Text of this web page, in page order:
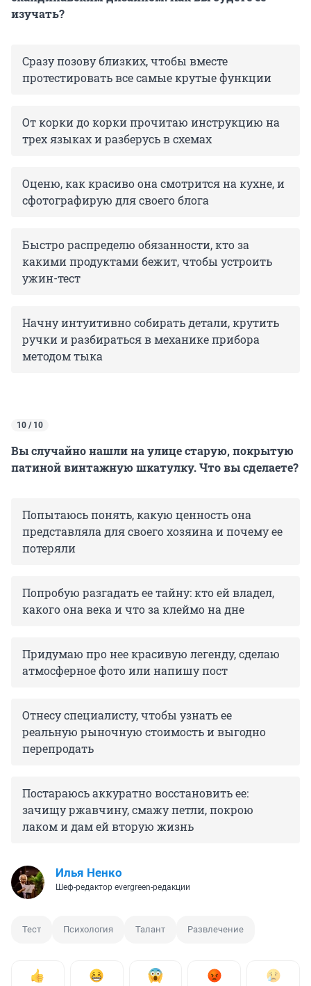
изучать?
Сразу позову близких, чтобы вместе
протестировать все самые крутые функции
От корки до корки прочитаю инструкцию на
трех языках и разберусь в схемах
Оценю, как красиво она смотрится на кухне, и
сфотографирую для своего блога
Быстро распределю обязанности, кто за
какими продуктами бежит, чтобы устроить
ужин-тест
Начну интуитивно собирать детали, крутить
ручки и разбираться в механике прибора
методом тыка
10 / 10
Вы случайно нашли на улице старую, покрытую
патиной винтажную шкатулку. Что вы сделаете?
Попытаюсь понять, какую ценность она
представляла для своего хозяина и почему ее
потеряли
Попробую разгадать ее тайну: кто ей владел,
какого она века и что за клеймо на дне
Придумаю про нее красивую легенду, сделаю
атмосферное фото или напишу пост
Отнесу специалисту, чтобы узнать ее
реальную рыночную стоимость и выгодно
перепродать
Постараюсь аккуратно восстановить ее:
зачищу ржавчину, смажу петли, покрою
лаком и дам ей вторую жизнь
Илья Ненко
Шеф-редактор evergreen-редакции
Тест Психология Талант Развлечение